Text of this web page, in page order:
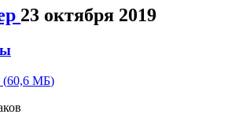
23 октября 2019
(60,6 МБ)